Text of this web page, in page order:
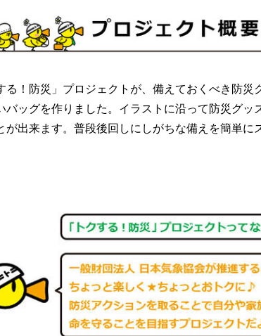
る！防災」プロジェクトが、備えておくべき防災
バッグを作りました。イラストに沿って防災グッ
が出来ます。普段後回しにしがちな備えを簡単に